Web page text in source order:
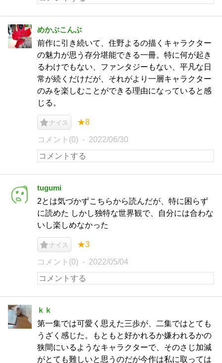
めかぶこんぶ
前作に引き続いて、住野よるの描くキャラクター
の魅力が思う存分堪能できる一冊。特に何が起き
るわけでもない、ファンタジーもない、平凡な日
常が続くだけだが、それがより一層キャラクター
のみを楽しむことができる理由になっていると感
じる。
ナイス ★8
コメント(0) 2022/06/30
tugumi
2とは気づかずこちらから読んだが、特に困らず
に読めた しかし独特な世界観で、自分には合わな
いし楽しめなかった
ナイス ★3
コメント(0) 2022/05/04
ｋｋ
第一集では可愛く思えた三歩が、二集ではとても
うざく感じた。もともと好かれるか嫌われるかの
狭間にいるようなキャラクターで、そのさじ加減
がとても難しいと思うのだが今作は私に取っては